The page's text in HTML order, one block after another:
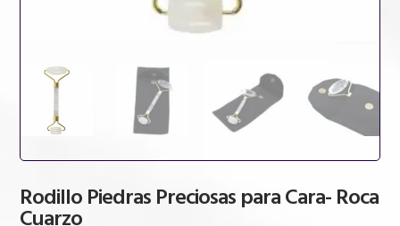
Rodillo Piedras Preciosas para Cara- Roca